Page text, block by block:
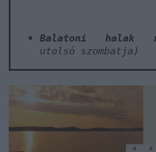
Balatoni halak
utolsó szombatja)